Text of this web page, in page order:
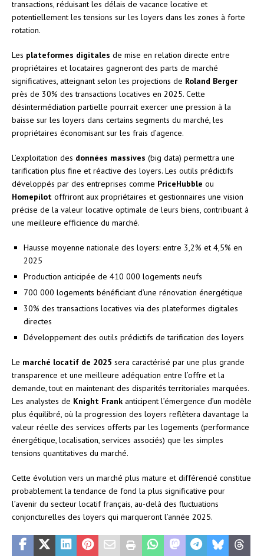
transactions, réduisant les délais de vacance locative et
potentiellement les tensions sur les loyers dans les zones à forte
rotation.
Les plateformes digitales de mise en relation directe entre
propriétaires et locataires gagneront des parts de marché
significatives, atteignant selon les projections de Roland Berger
près de 30% des transactions locatives en 2025. Cette
désintermédiation partielle pourrait exercer une pression à la
baisse sur les loyers dans certains segments du marché, les
propriétaires économisant sur les frais d’agence.
L’exploitation des données massives (big data) permettra une
tarification plus fine et réactive des loyers. Les outils prédictifs
développés par des entreprises comme PriceHubble ou
Homepilot offriront aux propriétaires et gestionnaires une vision
précise de la valeur locative optimale de leurs biens, contribuant à
une meilleure efficience du marché.
Hausse moyenne nationale des loyers: entre 3,2% et 4,5% en
2025
Production anticipée de 410 000 logements neufs
700 000 logements bénéficiant d’une rénovation énergétique
30% des transactions locatives via des plateformes digitales
directes
Développement des outils prédictifs de tarification des loyers
Le marché locatif de 2025 sera caractérisé par une plus grande
transparence et une meilleure adéquation entre l’offre et la
demande, tout en maintenant des disparités territoriales marquées.
Les analystes de Knight Frank anticipent l’émergence d’un modèle
plus équilibré, où la progression des loyers reflètera davantage la
valeur réelle des services offerts par les logements (performance
énergétique, localisation, services associés) que les simples
tensions quantitatives du marché.
Cette évolution vers un marché plus mature et différencié constitue
probablement la tendance de fond la plus significative pour
l’avenir du secteur locatif français, au-delà des fluctuations
conjoncturelles des loyers qui marqueront l’année 2025.